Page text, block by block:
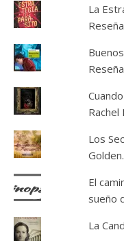
La
Reseña
Reseña
Rachel
Los
El
sueño
La